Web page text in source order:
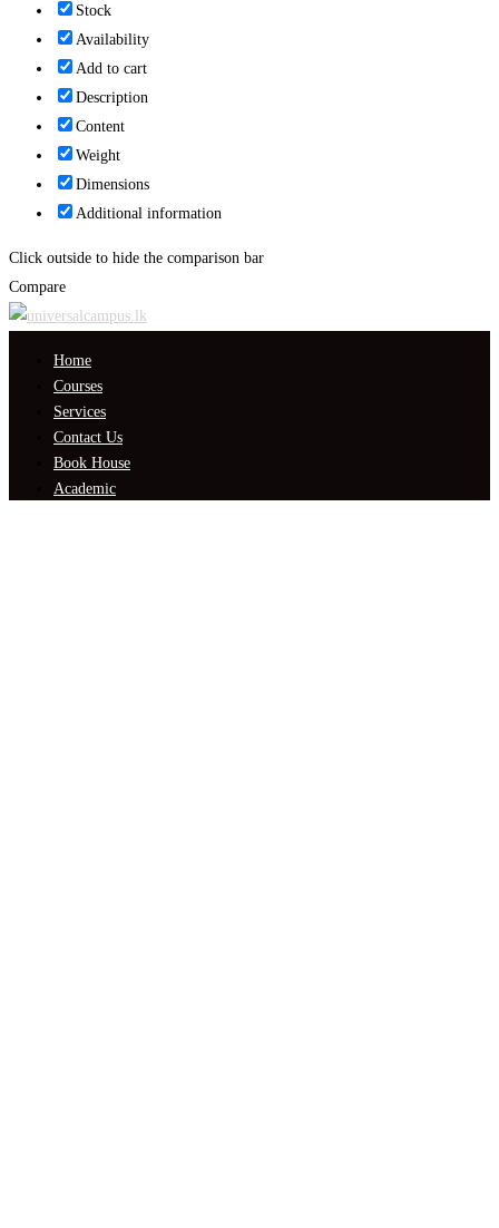
Stock
Availability
Add to cart
Description
Content
Weight
Dimensions
Additional information
Click outside to hide the comparison bar
Compare
Home
Courses
Services
Contact Us
Book House
Academic